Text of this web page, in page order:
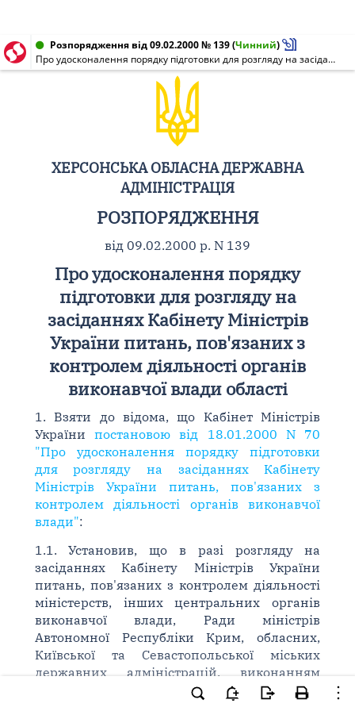
Розпорядження від 09.02.2000 № 139(Чинний)
Про удосконалення порядку підготовки для розгляду на засіданнях Кабінету Міністрів України питань, пов'язаних з контролем діяльності органів виконавчої влади області
ХЕРСОНСЬКА ОБЛАСНА ДЕРЖАВНА
АДМІНІСТРАЦІЯ
РОЗПОРЯДЖЕННЯ
від 09.02.2000 р. N 139
Про удосконалення порядку
підготовки для розгляду на
засіданнях Кабінету Міністрів
України питань, пов'язаних з
контролем діяльності органів
виконавчої влади області
1. Взяти до відома, що Кабінет Міністрів
України постановою від 18.01.2000 N 70
"Про удосконалення порядку підготовки
для розгляду на засіданнях Кабінету
Міністрів України питань, пов'язаних з
контролем діяльності органів виконавчої
влади":
1.1. Установив, що в разі розгляду на
засіданнях Кабінету Міністрів України
питань, пов'язаних з контролем діяльності
міністерств, інших центральних органів
виконавчої влади, Ради міністрів
Автономної Республіки Крим, обласних,
Київської та Севастопольської міських
державних адміністрацій, виконанням
та законів України,